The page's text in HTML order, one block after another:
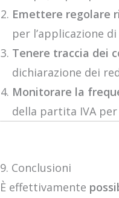
Emettere regolare
per l’applicazione
Tenere traccia dei
dichiarazione dei
Monitorare la
della partita IVA
9. Conclusioni
È effettivamente